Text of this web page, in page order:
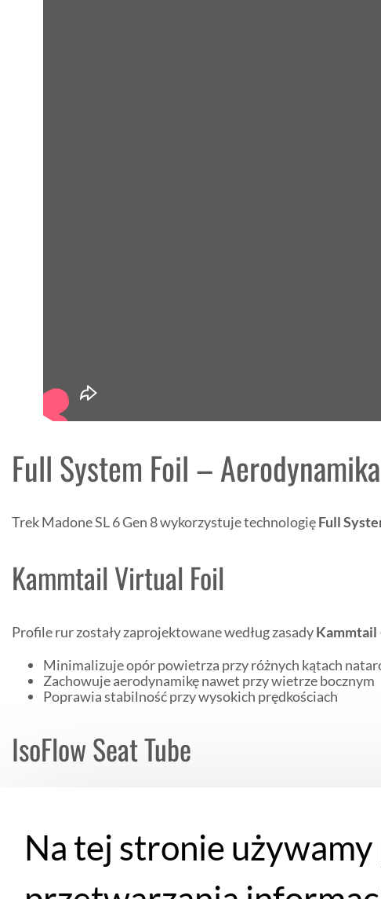
Full System Foil –
Trek Madone SL 6 Gen 8 wykorzystuje technologięFull
Kammtail Virtual Foil
Profile rur zostały zaprojektowane według zasadyKammtail
Minimalizuje opór powietrza przy różnych kątach
Zachowuje aerodynamikę nawet przy wietrze bocznym
Poprawia stabilność przy wysokich prędkościach
IsoFlow Seat Tube
80% większą podatność pionową
niż poprzednia
Lepszą absorpcję wibracji bez utraty sztywności bocznej
Zintegrowaną konstrukcję zwiększającą aerodynamikę
Na tej stronie